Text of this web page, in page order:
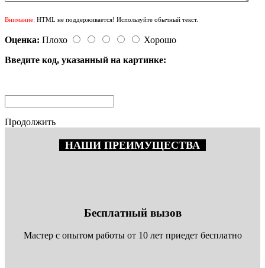
Внимание: HTML не поддерживается! Используйте обычный текст.
Оценка: Плохо
Хорошо
Введите код, указанный на картинке:
Продолжить
НАШИ ПРЕИМУЩЕСТВА
Бесплатный вызов
Мастер с опытом работы от 10 лет приедет бесплатно